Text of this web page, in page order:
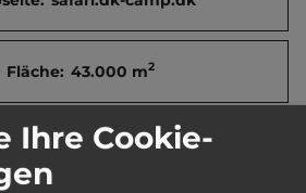
Fläche: 43.000 m2
Ganzjährig geöffnet
Ihre Cookie-